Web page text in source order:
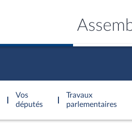
Vos
députés
Travaux
parlementaires